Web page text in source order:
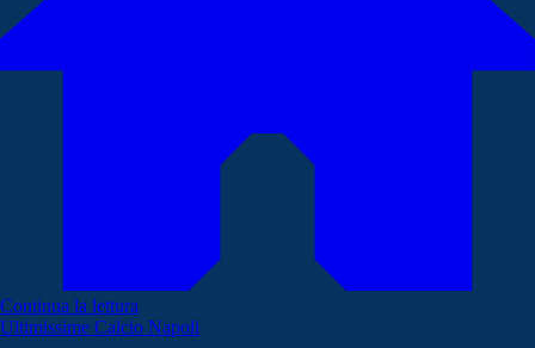
Continua la lettura
Ultimissime Calcio Napoli